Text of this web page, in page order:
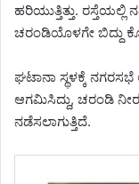
ಹರಿಯುತ್ತಿತ್ತು. ರಸ್ತೆಯಲ್ಲಿ
ಚರಂಡಿಯೊಳಗೇ ಬಿದ್ದು
ಘಟಾನಾ ಸ್ಥಳಕ್ಕೆ
ಆಗಮಿಸಿದ್ದು, ಚರಂಡಿ
ನಡೆಸಲಾಗುತ್ತಿದೆ.